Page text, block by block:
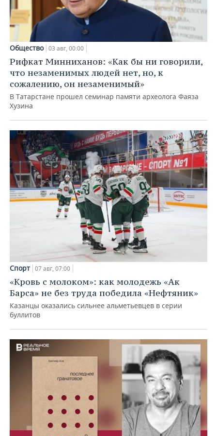
Общество 03 авг, 00:00
Рифкат Минниханов: «Как бы ни говорили,
что незаменимых людей нет, но, к
сожалению, он незаменимый»
В Татарстане прошел семинар памяти археолога Фаяза
Хузина
Спорт 07 авг, 07:00
«Кровь с молоком»: как молодежь «Ак
Барса» не без труда победила «Нефтяник»
Казанцы оказались сильнее альметьевцев в серии
буллитов